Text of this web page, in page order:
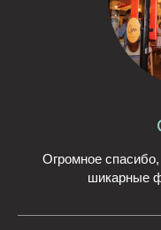
Огромное
шикарные